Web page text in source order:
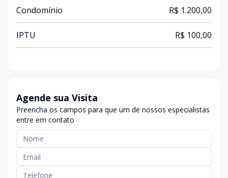
Condomínio R$ 1.200,00
IPTU R$ 100,00
Agende sua Visita
Preencha os campos para que um de nossos especialistas
entre em contato